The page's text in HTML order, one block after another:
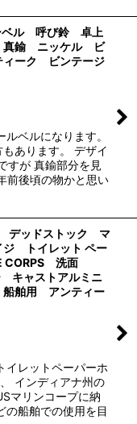
ベル 呼び鈴 卓上
鍮 ニッケル ビ
ィーク ビンテージ
ベルになります。
あります。 デザイ
すが 真鍮部分を見
前後頃の物かと思い
ッドストック マ
ジ トイレット ペー
CORPS 洗面
キャストアルミニ
舶用 アンティー
イレットペーパーホ
インディアナ州の
マリンコープに納
の船舶での使用を目